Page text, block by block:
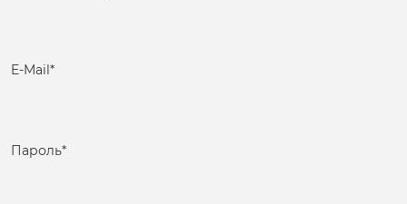
E-Mail*
Пароль*